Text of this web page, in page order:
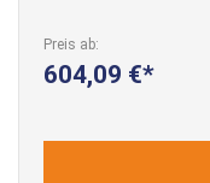
Preis ab
604,09 €